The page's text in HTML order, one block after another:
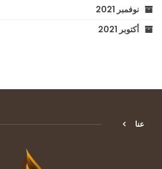
نوفمبر 2021
أكتوبر 2021
عنا